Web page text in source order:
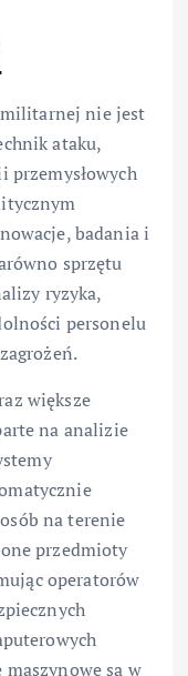
nie jest
ataku,
przemysłowych
badania i
sprzętu
ryzyka,
personelu
większe
na analizie
na terenie
przedmioty
operatorów
są w